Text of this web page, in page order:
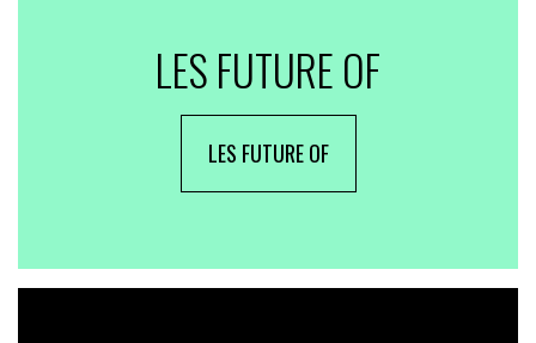
LES FUTURE OF
LES FUTURE OF